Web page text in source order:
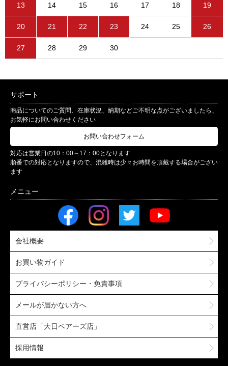
13 14 15 16 17 18 19
20 21 22 23 24 25 26
27 28 29 30
サポート
商品についてのご質問、在庫状況、納期などご不明な点がございましたら、
お気軽にお問い合わせください
お問い合わせフォーム
対応は営業日の10：00～17：00となります
順番での対応となりますので、混雑時は少々お時間を頂戴する場合がござい
ます
会社概要
お買い物ガイド
プライバシーポリシー・免責事項
メールが届かない方へ
直営店「大日ベアーズ店」
採用情報